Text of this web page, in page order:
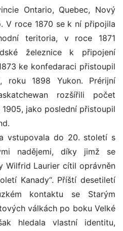
Ontario, Quebec, Nový
V roce 1870 se k ní připojila
teritoria, v roce 1871
železnice k připojení
ke konfedaraci přistoupil
roku 1898 Yukon. Prérijní
rozšířili počet
jako poslední přistoupil
vstupovala do 20. století s
nadějemi, díky jimž se
Wilfrid Laurier cítil oprávněn
Kanady“. Příští desetiletí
kontaktu se Starým
válkách po boku Velké
hledala vlastní identitu,